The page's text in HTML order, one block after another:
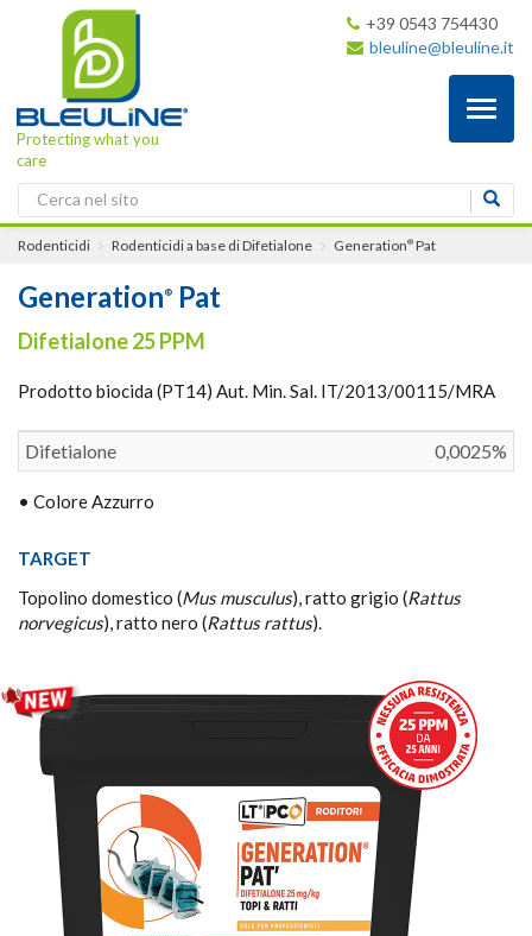
Protecting what you
care
+39 0543 754430
bleuline@bleuline.it
Rodenticidi Rodenticidi a base di Difetialone Generation® Pat
Generation ® Pat
Difetialone 25 PPM
Prodotto biocida (PT14) Aut. Min. Sal. IT/2013/00115/MRA
Difetialone 0,0025%
• Colore Azzurro
TARGET
Topolino domestico (Mus musculus), ratto grigio (Rattus
norvegicus), ratto nero (Rattus rattus).